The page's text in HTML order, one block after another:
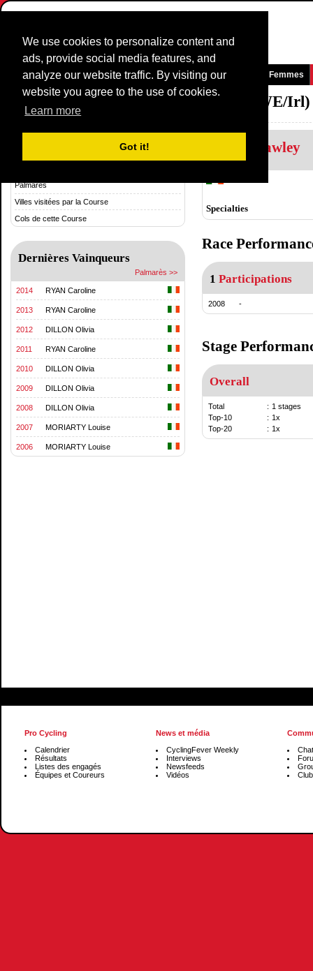
We use cookies to personalize content and
ads, provide social media features, and
analyze our website traffic. By visiting our
website you agree to the use of cookies.
Learn more
Got it!
Page d'accueil News et média Jeux Courses Equipes Femmes
National TimeTrial Championship (WE/Irl)
Historique et statistiques
Palmarès
Villes visitées par la Course
Cols de cette Course
Dernières Vainqueurs
Palmarès >>
2014 RYAN Caroline
2013 RYAN Caroline
2012 DILLON Olivia
2011 RYAN Caroline
2010 DILLON Olivia
2009 DILLON Olivia
2008 DILLON Olivia
2007 MORIARTY Louise
2006 MORIARTY Louise
Elaine Cawley
Specialties
Race
1 Participations
2008 -
Stage
Overall
Total : 1 stages
Top-10
: 1x
Top-20
: 1x
Pro Cycling
Calendrier
Résultats
Listes des engagés
Équipes et Coureurs
News et média
CyclingFever Weekly
Interviews
Newsfeeds
Vidéos
Chat